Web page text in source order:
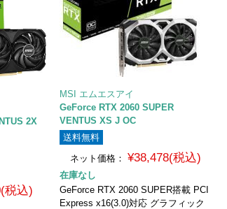
2X
税込)
MSI エムエスアイ
GeForce RTX 2060 SUPER
VENTUS XS J OC
送料無料
ネット価格： ¥38,478(税込)
在庫なし
GeForce RTX 2060 SUPER搭載 PCI
Express x16(3.0)対応 グラフィック